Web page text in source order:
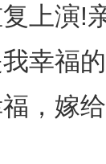
上演!
幸福
，嫁